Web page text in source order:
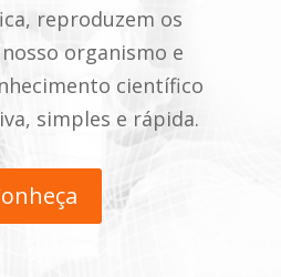
reproduzem os
organismo e
científico
simples e rápida.